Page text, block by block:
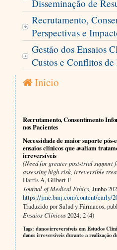
Disseminação de
Recrutamento,
Perspectivas e
Gestão dos Ensaios
Custos e Conflitos de
Inicio
Recrutamento, Consentimento
nos Pacientes
Necessidade de maior suporte
ensaios clínicos que avaliam
irreversíveis
(Need for greater post-trial
assessing high-risk, irreversible
Harris A, Gilbert F
Journal of Medical Ethics, Junho
https://jme.bmj.com/content/early/
Traduzido por Salud y Fármacos,
Ensaios Clínicos2024; 2 (4)
Tags: danos irreversíveis em Estudos
danos irreversíveis durante a realização